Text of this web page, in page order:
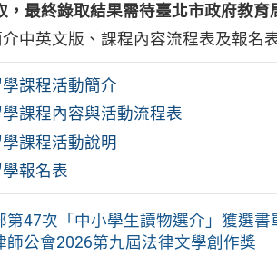
，最終錄取結果需待臺北市政府教育
中英文版、課程內容流程表及報名
課程活動簡介
課程內容與活動流程表
課程活動說明
報名表
第47次「中小學生讀物選介」獲選書
師公會2026第九屆法律文學創作獎